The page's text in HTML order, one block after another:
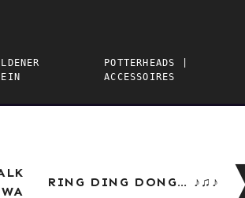
POTTERHEADS |
ACCESSOIRES
RING DING DONG… ♪♫♪